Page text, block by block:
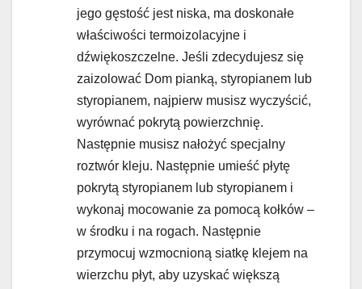
jego gęstość jest niska, ma doskonałe
właściwości termoizolacyjne i
dźwiękoszczelne. Jeśli zdecydujesz się
zaizolować Dom pianką, styropianem lub
styropianem, najpierw musisz wyczyścić,
wyrównać pokrytą powierzchnię.
Następnie musisz nałożyć specjalny
roztwór kleju. Następnie umieść płytę
pokrytą styropianem lub styropianem i
wykonaj mocowanie za pomocą kołków –
w środku i na rogach. Następnie
przymocuj wzmocnioną siatkę klejem na
wierzchu płyt, aby uzyskać większą